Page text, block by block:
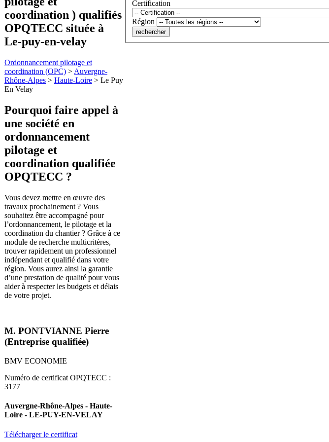
coordination ) qualifiés
OPQTECC située à
Le-puy-en-velay
Ordonnancement pilotage et
coordination (OPC) > Auvergne-
Rhône-Alpes > Haute-Loire > Le Puy
En Velay
Pourquoi faire appel à
une société en
ordonnancement
pilotage et
coordination qualifiée
OPQTECC ?
Vous devez mettre en œuvre des
travaux prochainement ? Vous
souhaitez être accompagné pour
l’ordonnancement, le pilotage et la
coordination du chantier ? Grâce à ce
module de recherche multicritères,
trouver rapidement un professionnel
indépendant et qualifié dans votre
région. Vous aurez ainsi la garantie
d’une prestation de qualité pour vous
aider à respecter les budgets et délais
de votre projet.
M. PONTVIANNE Pierre
(Entreprise qualifiée)
BMV ECONOMIE
Numéro de certificat OPQTECC :
3177
Auvergne-Rhône-Alpes - Haute-
Loire - LE-PUY-EN-VELAY
Télécharger le certificat
Certification
Région